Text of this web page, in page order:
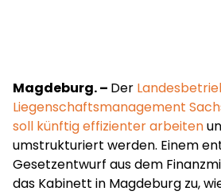
Magdeburg. – Der
Liegenschaftsmanagement
soll künftig effizienter arbeiten
umstrukturiert werden. Einem
Gesetzentwurf aus dem
das Kabinett in Magdeburg zu,